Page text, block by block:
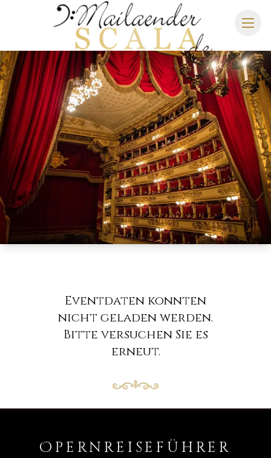
MAILÄNDER SCALA
SPIELPLAN 2026/2027
SITZPLAN HOTELS
Eventdaten konnten
nicht geladen werden.
Bitte versuchen Sie es
erneut.
O PERNREISEFÜHRER